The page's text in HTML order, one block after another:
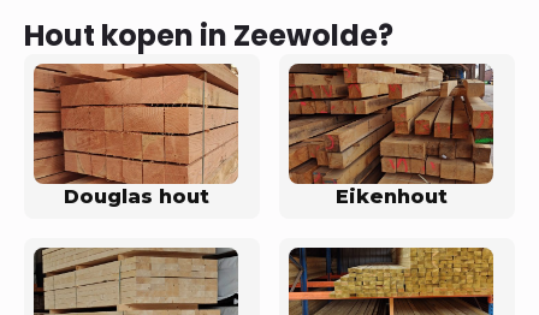
Hout kopen in Zeewolde?
Douglas hout Eikenhout